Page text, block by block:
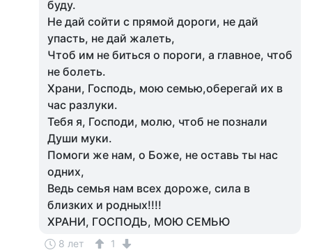
буду.
Не дай сойти с прямой дороги, не дай
упасть, не дай жалеть,
Чтоб им не биться о пороги, а главное, чтоб
не болеть.
Храни, Господь, мою семью,оберегай их в
час разлуки.
Тебя я, Господи, молю, чтоб не познали
Души муки.
Помоги же нам, о Боже, не оставь ты нас
одних,
Ведь семья нам всех дороже, сила в
близких и родных!!!!
ХРАНИ, ГОСПОДЬ, МОЮ СЕМЬЮ
8 лет 1